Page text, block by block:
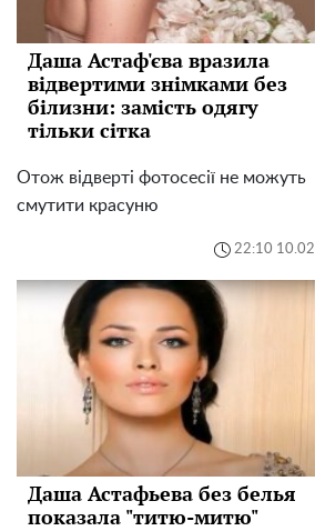
Даша Астаф'єва вразила
відвертими знімками без
білизни: замість одягу
тільки сітка
Отож відверті фотосесії не можуть
смутити красуню
22:10 10.02
Даша Астафьева без белья
показала "титю-митю"